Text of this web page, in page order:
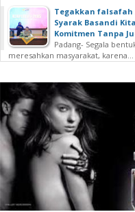
Tegakkan falsafah
Syarak Basandi
Komitmen Tanpa
Padang- Segala
meresahkan masyarakat, karena...